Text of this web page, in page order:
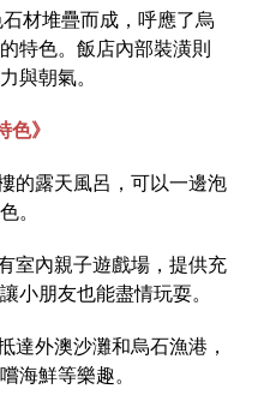
材堆疊而成，呼應了烏
特色。飯店內部裝潢則
與朝氣。
色》
的露天風呂，可以一邊泡
。
室內親子遊戲場，提供充
小朋友也能盡情玩耍。
達外澳沙灘和烏石漁港，
海鮮等樂趣。